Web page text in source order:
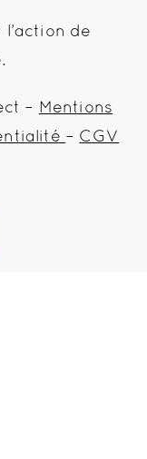
de
– Mentions
– CGV